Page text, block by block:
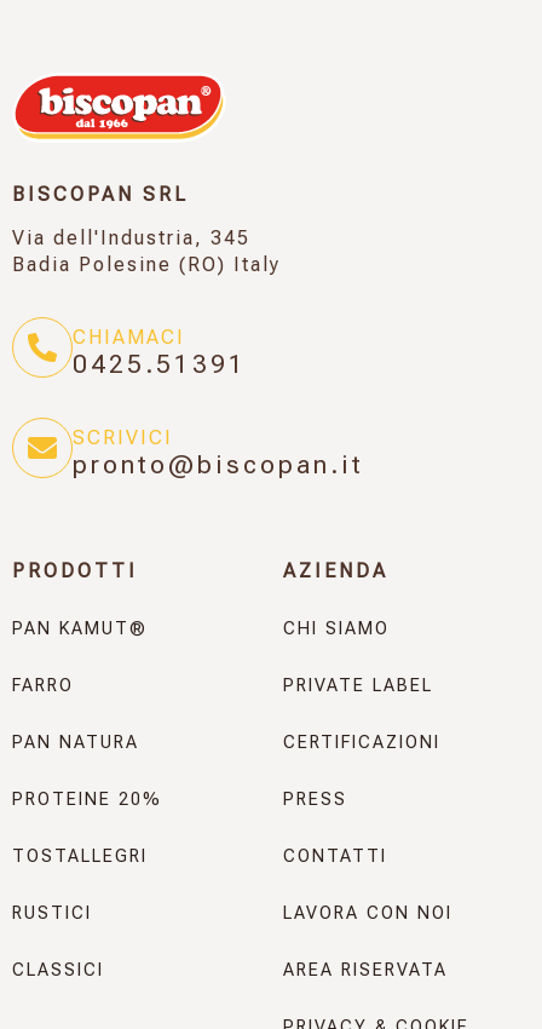
BISCOPAN SRL
Via dell'Industria, 345
Badia Polesine (RO) Italy
CHIAMACI
0425.51391
SCRIVICI
pronto@biscopan.it
PRODOTTI
PAN KAMUT®
FARRO
PAN NATURA
PROTEINE 20%
TOSTALLEGRI
RUSTICI
CLASSICI
AZIENDA
CHI SIAMO
PRIVATE LABEL
CERTIFICAZIONI
PRESS
CONTATTI
LAVORA CON NOI
AREA RISERVATA